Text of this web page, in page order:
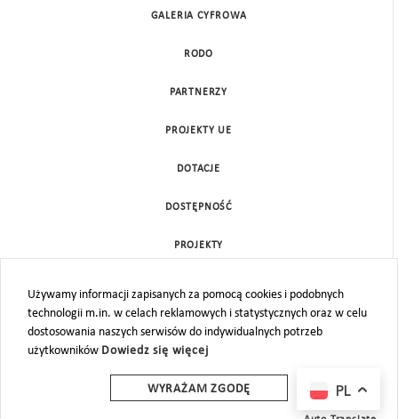
Używamy informacji zapisanych za pomocą cookies i podobnych
technologii m.in. w celach reklamowych i statystycznych oraz w celu
dostosowania naszych serwisów do indywidualnych potrzeb
użytkowników Dowiedz się więcej
WYRAŻAM ZGODĘ
GALERIA CYFROWA
RODO
PARTNERZY
PROJEKTY UE
DOTACJE
DOSTĘPNOŚĆ
PROJEKTY
MAPA STRONY
PL